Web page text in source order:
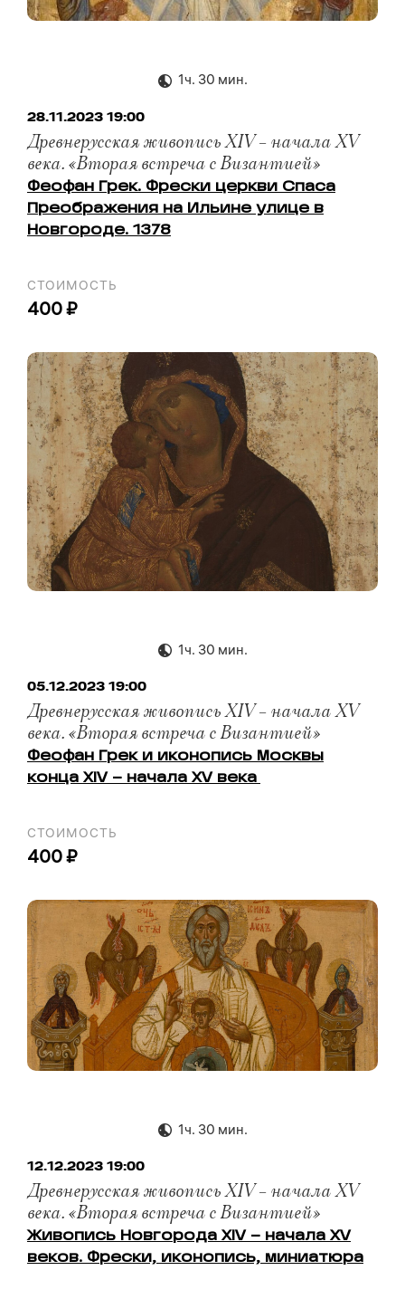
1ч. 30 мин.
28.11.2023 19:00
Древнерусская живопись XIV – начала XV
века. «Вторая встреча с Византией»
Феофан Грек. Фрески церкви Спаса
Преображения на Ильине улице в
Новгороде. 1378
СТОИМОСТЬ
400 ₽
1ч. 30 мин.
05.12.2023 19:00
Древнерусская живопись XIV – начала XV
века. «Вторая встреча с Византией»
Феофан Грек и иконопись Москвы
конца XIV – начала XV века
СТОИМОСТЬ
400 ₽
1ч. 30 мин.
12.12.2023 19:00
Древнерусская живопись XIV – начала XV
века. «Вторая встреча с Византией»
Живопись Новгорода XIV – начала XV
веков. Фрески, иконопись, миниатюра